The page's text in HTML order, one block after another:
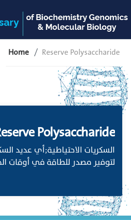
Home Reserve Polysaccharide
Polysaccharide
السكريات الاحتياطية;أي عديد
لتوفير مصدر للطاقة في أوقات